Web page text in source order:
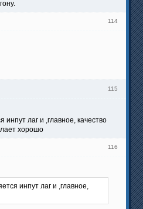
114
115
лаг и ,главное, качество
хорошо
116
инпут лаг и ,главное,